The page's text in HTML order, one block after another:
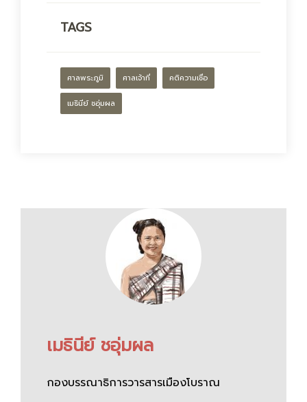
TAGS
ศาลพระภูมิ ศาลเจ้าที่ คติความเชื่อ
เมธินีย์ ชอุ่มผล
เมธินีย์ ชอุ่มผล
กองบรรณาธิการวารสารเมืองโบราณ